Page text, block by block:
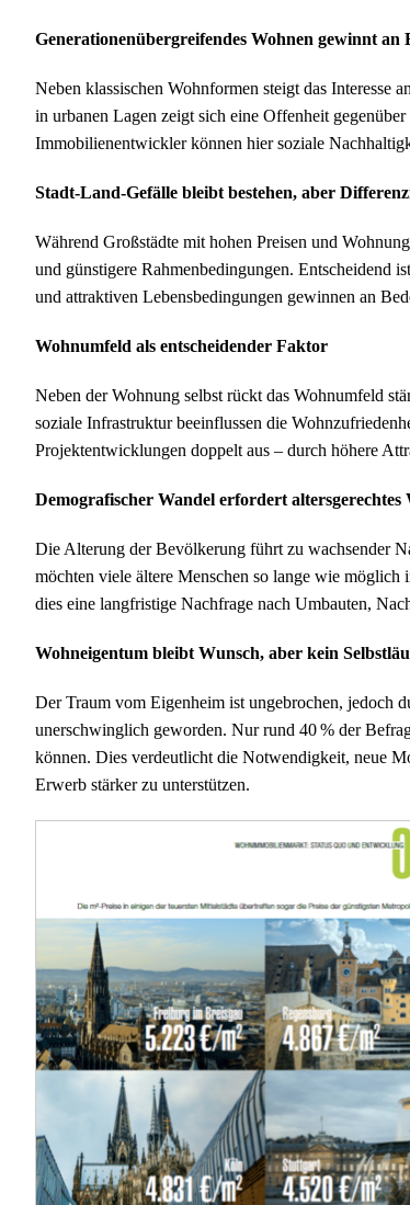
Generationenübergreifendes Wohnen gewinnt an
Neben klassischen Wohnformen steigt das Interesse
in urbanen Lagen zeigt sich eine Offenheit
Immobilienentwickler können hier soziale
Stadt-Land-Gefälle bleibt bestehen, aber
Während Großstädte mit hohen Preisen und
und günstigere Rahmenbedingungen. Entscheidend
und attraktiven Lebensbedingungen gewinnen an
Wohnumfeld als entscheidender Faktor
Neben der Wohnung selbst rückt das Wohnumfeld
soziale Infrastruktur beeinflussen die
Projektentwicklungen doppelt aus – durch höhere
Demografischer Wandel erfordert altersgerechtes
Die Alterung der Bevölkerung führt zu wachsender
möchten viele ältere Menschen so lange wie
dies eine langfristige Nachfrage nach Umbauten,
Wohneigentum bleibt Wunsch, aber kein
Der Traum vom Eigenheim ist ungebrochen, jedoch
unerschwinglich geworden. Nur rund 40 % der
können. Dies verdeutlicht die Notwendigkeit, neue
Erwerb stärker zu unterstützen.